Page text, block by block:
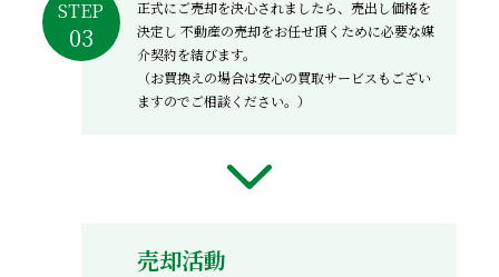
STEP
正式にご売却を決心されましたら、売出し価格を
決定し 不動産の売却をお任せ頂くために必要な媒
介契約を結びます。
（お買換えの場合は安心の買取サービスもござい
ますのでご相談ください。）
売却活動